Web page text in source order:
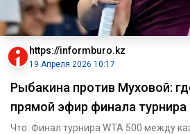
https://informburo.kz
19 Апреля 2026 10:17
Рыбакина против Муховой:
прямой эфир финала турнира
Что. Финал турнира WTA 500 между